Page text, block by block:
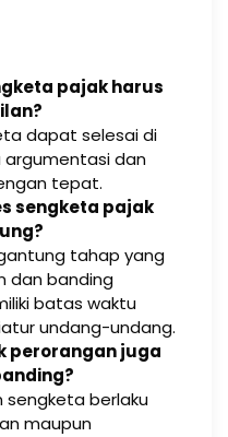
pajak harus
dapat selesai di
dan
tepat.
sengketa pajak
tahap yang
dan banding
batas waktu
undang-undang.
perorangan juga
sengketa berlaku
maupun